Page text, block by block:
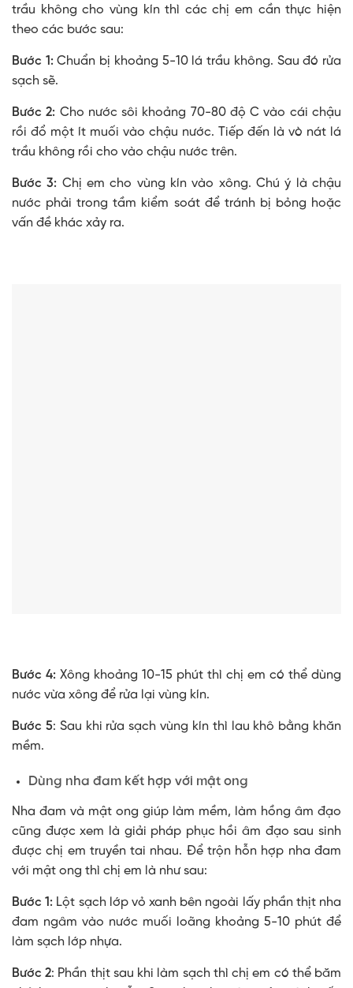
trầu không cho vùng kín thì các chị em cần thực hiện
theo các bước sau:
Bước 1:Chuẩn bị khoảng 5-10 lá trầu không. Sau đó rửa
sạch sẽ.
Bước 2: Cho nước sôi khoảng 70-80 độ C vào cái chậu
rồi đổ một ít muối vào chậu nước. Tiếp đến là vò nát lá
trầu không rồi cho vào chậu nước trên.
Bước 3: Chị em cho vùng kín vào xông. Chú ý là chậu
nước phải trong tầm kiểm soát để tránh bị bỏng hoặc
vấn đề khác xảy ra.
Bước 4: Xông khoảng 10-15 phút thì chị em có thể dùng
nước vừa xông để rửa lại vùng kín.
Bước 5: Sau khi rửa sạch vùng kín thì lau khô bằng khăn
mềm.
Dùng nha đam kết hợp với mật ong
Nha đam và mật ong giúp làm mềm, làm hồng âm đạo
cũng được xem là giải pháp phục hồi âm đạo sau sinh
được chị em truyền tai nhau. Để trộn hỗn hợp nha đam
với mật ong thì chị em là như sau:
Bước 1: Lột sạch lớp vỏ xanh bên ngoài lấy phần thịt nha
đam ngâm vào nước muối loãng khoảng 5-10 phút để
làm sạch lớp nhựa.
Bước 2: Phần thịt sau khi làm sạch thì chị em có thể băm